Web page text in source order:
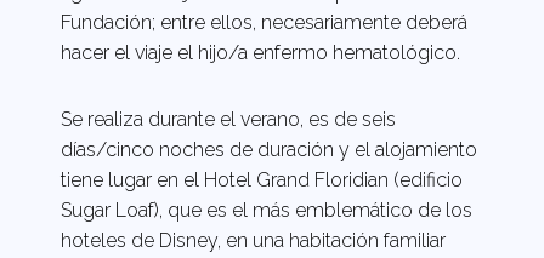
Fundación; entre ellos, necesariamente deberá
hacer el viaje el hijo/a enfermo hematológico.
Se realiza durante el verano, es de seis
días/cinco noches de duración y el alojamiento
tiene lugar en el Hotel Grand Floridian (edificio
Sugar Loaf), que es el más emblemático de los
hoteles de Disney, en una habitación familiar